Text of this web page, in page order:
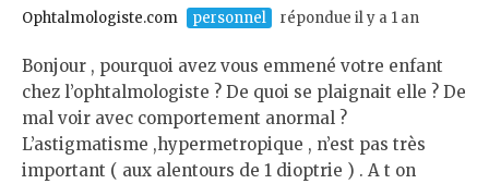
t
Ophtalmologiste.com personnel répondue il y a 1 an
Bonjour , pourquoi avez vous emmené votre enfant
chez l’ophtalmologiste ? De quoi se plaignait elle ? De
mal voir avec comportement anormal ?
L’astigmatisme ,hypermetropique , n’est pas très
important ( aux alentours de 1 dioptrie ) . A t on